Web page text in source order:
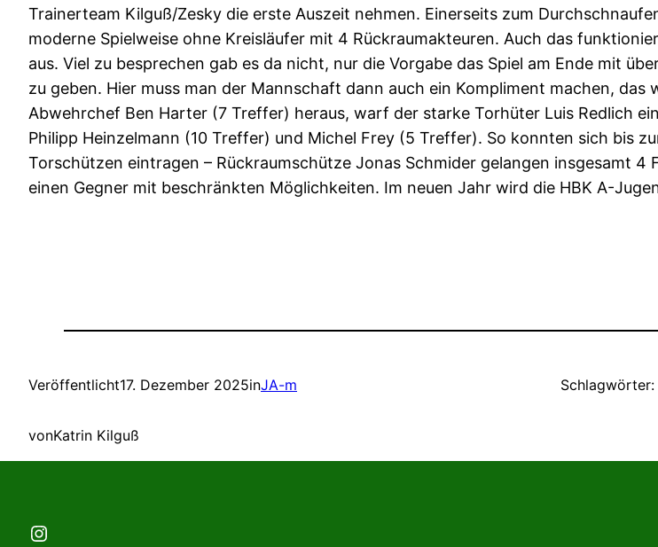
Trainerteam Kilguß/Zesky die erste Auszeit nehmen. Einerseits zum
moderne Spielweise ohne Kreisläufer mit 4 Rückraumakteuren. Auch das
aus. Viel zu besprechen gab es da nicht, nur die Vorgabe das Spiel am Ende mit
zu geben. Hier muss man der Mannschaft dann auch ein Kompliment machen,
Abwehrchef Ben Harter (7 Treffer) heraus, warf der starke Torhüter Luis Redlich
Philipp Heinzelmann (10 Treffer) und Michel Frey (5 Treffer). So konnten sich bis
Torschützen eintragen – Rückraumschütze Jonas Schmider gelangen insgesamt
einen Gegner mit beschränkten Möglichkeiten. Im neuen Jahr wird die HBK A-
Veröffentlicht17. Dezember 2025inJA-m
vonKatrin Kilguß
Schlagwörter:
Instagram